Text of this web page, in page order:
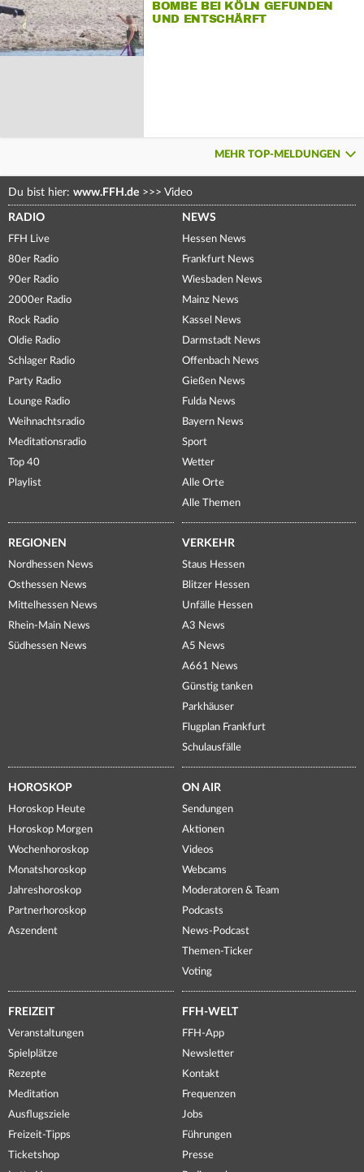
BOMBE BEI KÖLN GEFUNDEN
UND ENTSCHÄRFT
MEHR TOP-MELDUNGEN
Du bist hier: www.FFH.de >>> Video
RADIO
FFH Live
80er Radio
90er Radio
2000er Radio
Rock Radio
Oldie Radio
Schlager Radio
Party Radio
Lounge Radio
Weihnachtsradio
Meditationsradio
Top 40
Playlist
NEWS
Hessen News
Frankfurt News
Wiesbaden News
Mainz News
Kassel News
Darmstadt News
Offenbach News
Gießen News
Fulda News
Bayern News
Sport
Wetter
Alle Orte
Alle Themen
REGIONEN
Nordhessen News
Osthessen News
Mittelhessen News
Rhein-Main News
Südhessen News
VERKEHR
Staus Hessen
Blitzer Hessen
Unfälle Hessen
A3 News
A5 News
A661 News
Günstig tanken
Parkhäuser
Flugplan Frankfurt
Schulausfälle
HOROSKOP
Horoskop Heute
Horoskop Morgen
Wochenhoroskop
Monatshoroskop
Jahreshoroskop
Partnerhoroskop
Aszendent
ON AIR
Sendungen
Aktionen
Videos
Webcams
Moderatoren & Team
Podcasts
News-Podcast
Themen-Ticker
Voting
FREIZEIT
Veranstaltungen
Spielplätze
Rezepte
Meditation
Ausflugsziele
Freizeit-Tipps
Ticketshop
FFH-WELT
FFH-App
Newsletter
Kontakt
Frequenzen
Jobs
Führungen
Presse